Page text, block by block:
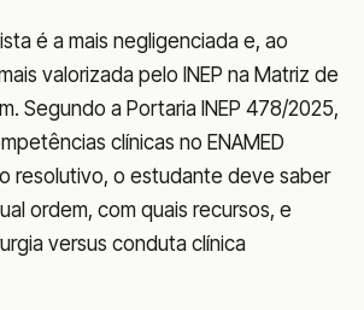
é a mais negligenciada e, ao
valorizada pelo INEP na Matriz de
Segundo a Portaria INEP 478/2025,
clínicas no ENAMED
resolutivo, o estudante deve saber
ordem, com quais recursos, e
versus conduta clínica